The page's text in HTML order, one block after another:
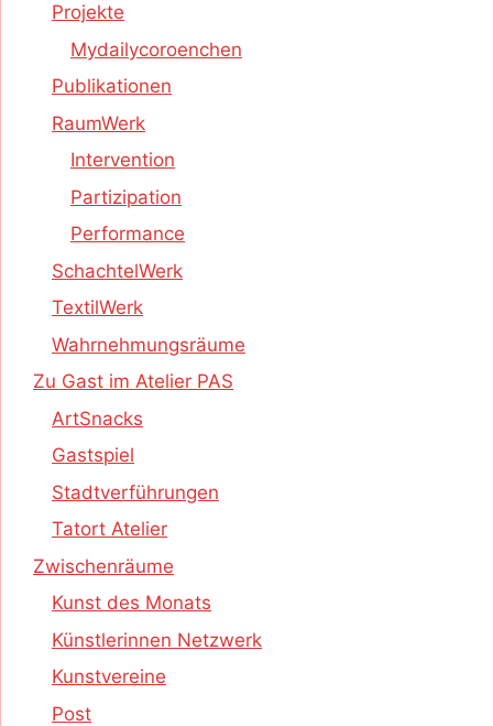
Projekte
Mydailycoroenchen
Publikationen
RaumWerk
Intervention
Partizipation
Performance
SchachtelWerk
TextilWerk
Wahrnehmungsräume
Zu Gast im Atelier PAS
ArtSnacks
Gastspiel
Stadtverführungen
Tatort Atelier
Zwischenräume
Kunst des Monats
Künstlerinnen Netzwerk
Kunstvereine
Post